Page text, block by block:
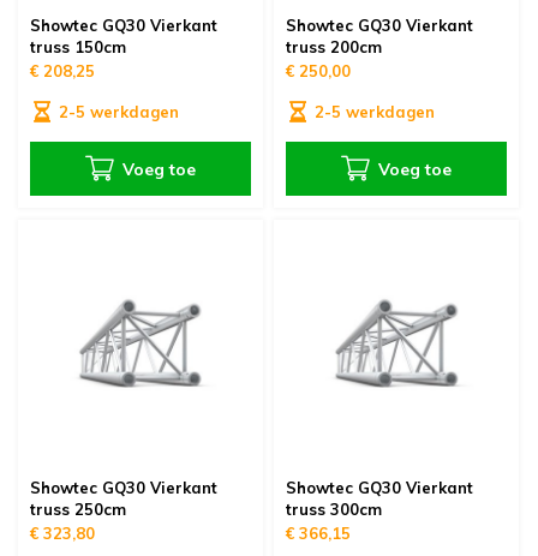
Showtec GQ30 Vierkant
truss 150cm
€ 208,25
2-5 werkdagen
Voeg toe
Showtec GQ30 Vierkant
truss 200cm
€ 250,00
2-5 werkdagen
Voeg toe
Showtec GQ30 Vierkant
truss 250cm
€ 323,80
Showtec GQ30 Vierkant
truss 300cm
€ 366,15